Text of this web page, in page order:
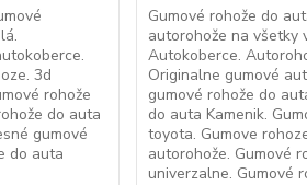
3d
rohože
do auta
gumové
do auta
Gumové rohože do
autorohože na všetky
Autokoberce.
Originalne gumové
gumové rohože do
do auta Kamenik.
toyota. Gumove
autorohože. Gumové
univerzalne. Gumové